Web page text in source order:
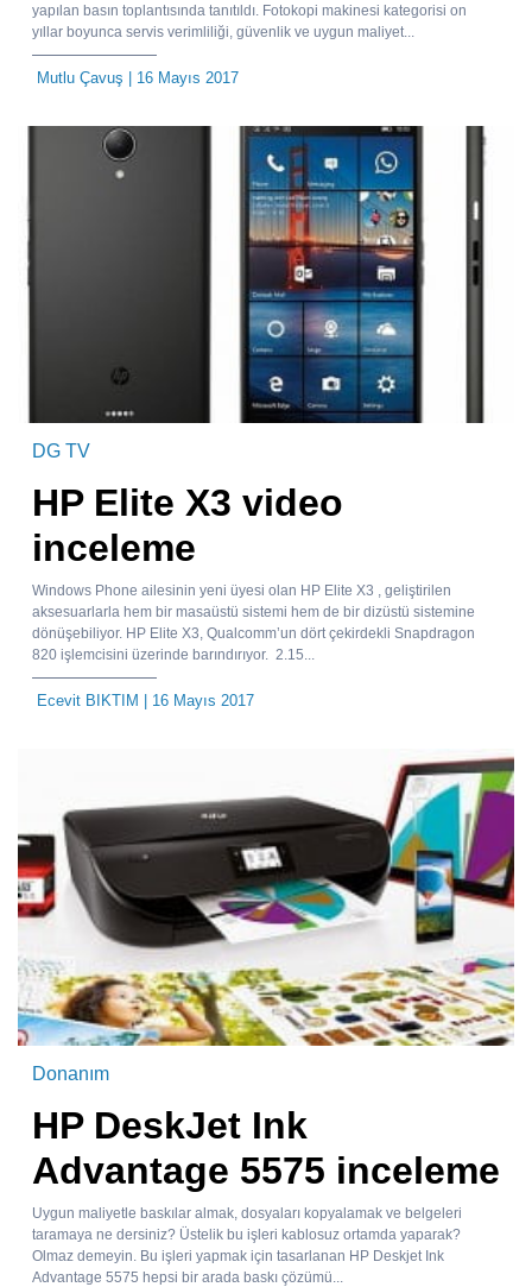
yapılan basın toplantısında tanıtıldı. Fotokopi makinesi kategorisi on
yıllar boyunca servis verimliliği, güvenlik ve uygun maliyet...
Mutlu Çavuş | 16 Mayıs 2017
DG TV
HP Elite X3 video
inceleme
Windows Phone ailesinin yeni üyesi olan HP Elite X3 , geliştirilen
aksesuarlarla hem bir masaüstü sistemi hem de bir dizüstü sistemine
dönüşebiliyor. HP Elite X3, Qualcomm’un dört çekirdekli Snapdragon
820 işlemcisini üzerinde barındırıyor. 2.15...
Ecevit BIKTIM | 16 Mayıs 2017
Donanım
HP DeskJet Ink
Advantage 5575 inceleme
Uygun maliyetle baskılar almak, dosyaları kopyalamak ve belgeleri
taramaya ne dersiniz? Üstelik bu işleri kablosuz ortamda yaparak?
Olmaz demeyin. Bu işleri yapmak için tasarlanan HP Deskjet Ink
Advantage 5575 hepsi bir arada baskı çözümü...